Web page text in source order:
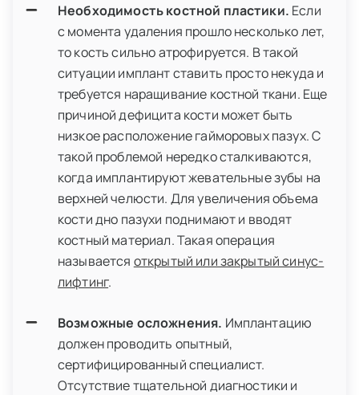
Необходимость костной пластики. Если
с момента удаления прошло несколько лет,
то кость сильно атрофируется. В такой
ситуации имплант ставить просто некуда и
требуется наращивание костной ткани. Еще
причиной дефицита кости может быть
низкое расположение гайморовых пазух. С
такой проблемой нередко сталкиваются,
когда имплантируют жевательные зубы на
верхней челюсти. Для увеличения объема
кости дно пазухи поднимают и вводят
костный материал. Такая операция
называется открытый или закрытый синус-
лифтинг.
Возможные осложнения. Имплантацию
должен проводить опытный,
сертифицированный специалист.
Отсутствие тщательной диагностики и